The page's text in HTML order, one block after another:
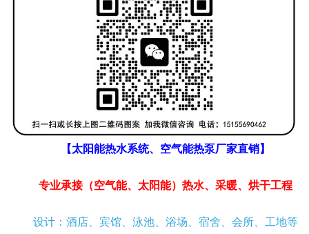
【太阳能热水系统、空气能热泵厂家直销】
专业承接（空气能、太阳能）热水、采暖、烘干工程
设计：酒店、宾馆、泳池、浴场、宿舍、会所、工地等